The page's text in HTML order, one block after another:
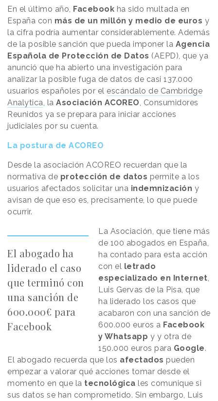
En el último año, Facebook ha sido multada en
España con más de un millón y medio de euros y
la cifra podría aumentar considerablemente. Además
de la posible sanción que pueda imponer la Agencia
Española de Protección de Datos (AEPD), que ya
anunció que ha abierto una investigación para
analizar la posible fuga de datos de casi 137.000
usuarios españoles por el escándalo de Cambridge
Analytica , la Asociación ACOREO , Consumidores
Reunidos ya se prepara para iniciar acciones
judiciales por su cuenta.
La postura de ACOREO
Desde la asociación ACOREO recuerdan que la
normativa de protección de datos permite a los
usuarios afectados solicitar una indemnización y
avisan de que eso es, precisamente, lo que puede
ocurrir.
El abogado ha
liderado el caso
que terminó con
una sanción de
600.000€ para
Facebook
La Asociación, que tiene más
de 100 abogados en España,
ha contado para esta acción
con el letrado
especializado en Internet
Luis Gervas de la Pisa, que
ha liderado los casos que
acabaron con una sanción de
600.000 euros a Facebook
y Whatsapp y y otra de
150.000 euros para Google.
El abogado recuerda que los afectados pueden
empezar a valorar qué acciones tomar desde el
momento en que la tecnológica les comunique si
sus datos se han comprometido. Sin embargo, Luis